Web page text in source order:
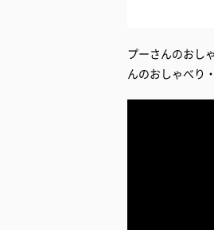
プーさんのおし
んのおしゃべり